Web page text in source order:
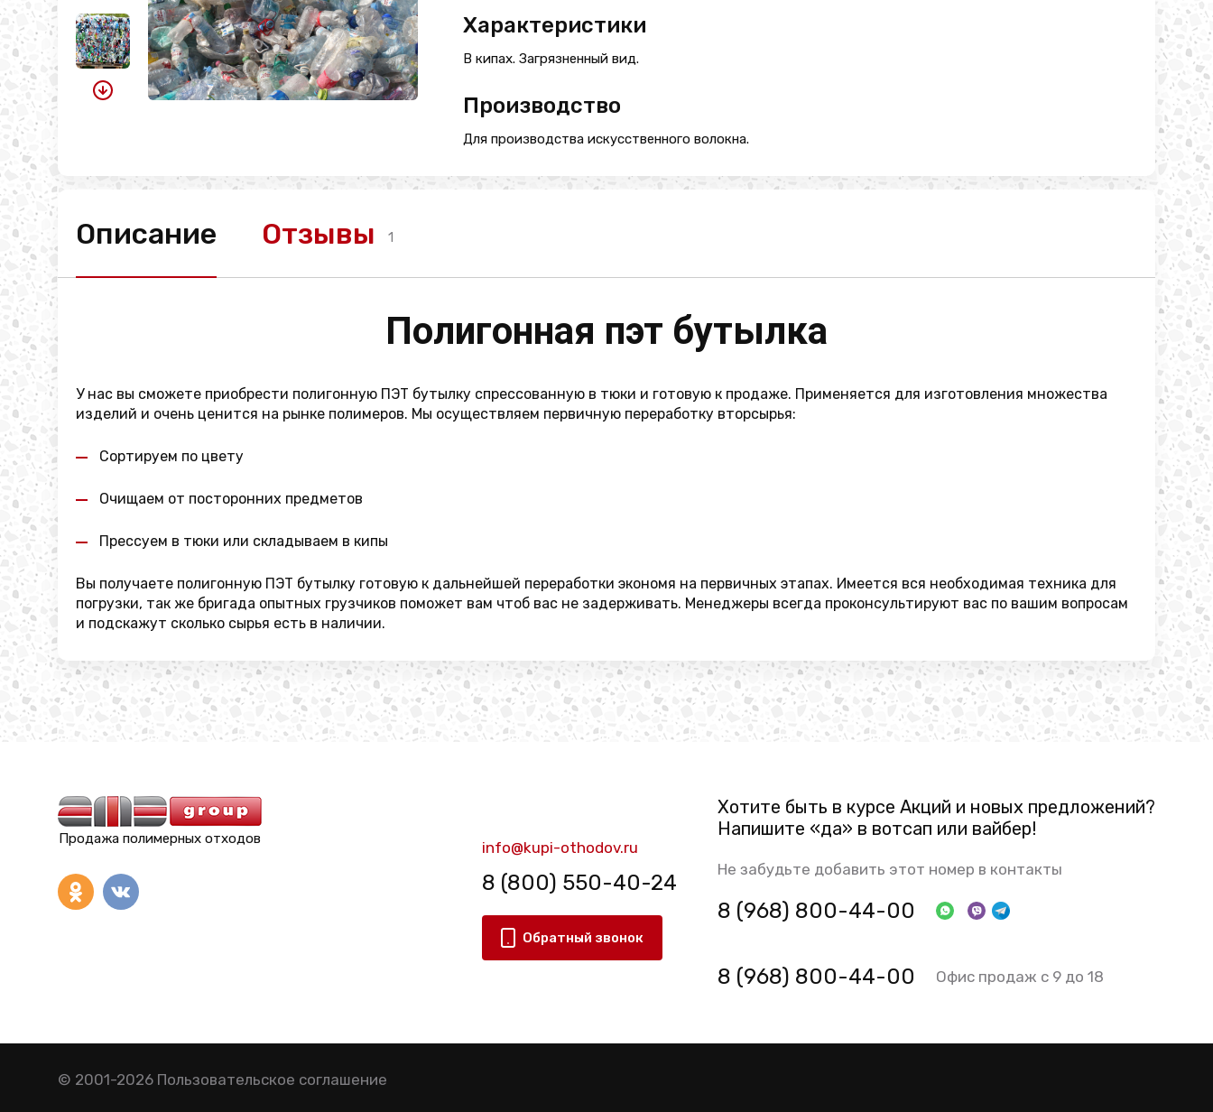
Характеристики
В кипах. Загрязненный вид.
Производство
Для производства искусственного волокна.
Описание Отзывы 1
Полигонная пэт бутылка
У нас вы сможете приобрести полигонную ПЭТ бутылку спрессованную в тюки и готовую к продаже. Применяется для изготовления множества
изделий и очень ценится на рынке полимеров. Мы осуществляем первичную переработку вторсырья:
Сортируем по цвету
Очищаем от посторонних предметов
Прессуем в тюки или складываем в кипы
Вы получаете полигонную ПЭТ бутылку готовую к дальнейшей переработки экономя на первичных этапах. Имеется вся необходимая техника для
погрузки, так же бригада опытных грузчиков поможет вам чтоб вас не задерживать. Менеджеры всегда проконсультируют вас по вашим вопросам
и подскажут сколько сырья есть в наличии.
Продажа полимерных отходов info@kupi-othodov.ru
8 (800) 550-40-24
Обратный звонок
Хотите быть в курсе Акций и новых предложений?
Напишите «да» в вотсап или вайбер!
Не забудьте добавить этот номер в контакты
8 (968) 800-44-00
8 (968) 800-44-00 Офис продаж с 9 до 18
© 2001-2026 Пользовательское соглашение